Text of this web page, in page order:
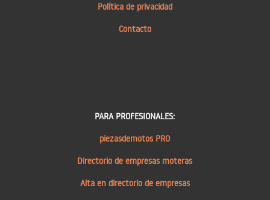
Política de privacidad
Contacto
PARA PROFESIONALES:
piezasdemotos PRO
Directorio de empresas moteras
Alta en directorio de empresas